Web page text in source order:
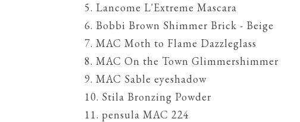
5. Lancome L'Extreme Mascara
6. Bobbi Brown Shimmer Brick - Beige
7. MAC Moth to Flame Dazzleglass
8. MAC On the Town Glimmershimmer
9. MAC Sable eyeshadow
10. Stila Bronzing Powder
11. pensula MAC 224